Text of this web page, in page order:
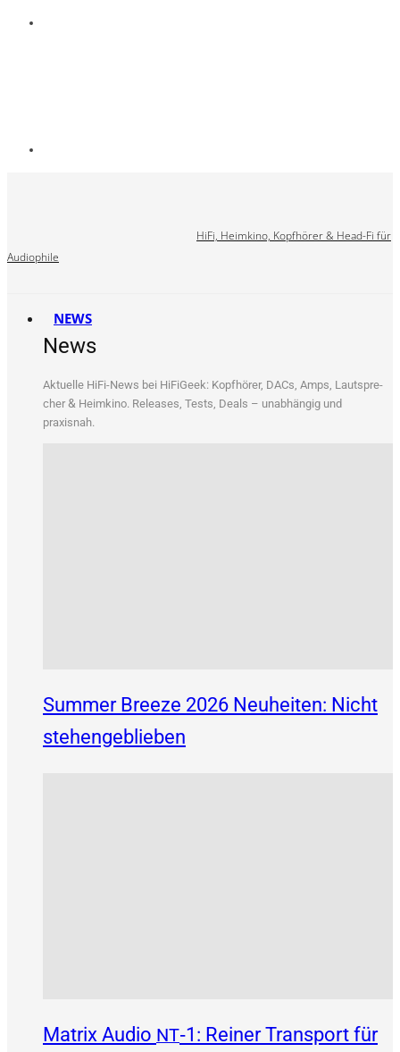
HiFi, Heimkino, Kopfhörer & Head-Fi für
Audiophile
NEWS
News
Aktu­el­le HiFi-News bei HiFi­Ge­ek: Kopf­hö­rer, DACs, Amps, Laut­spre­
cher & Heim­ki­no. Releases, Tests, Deals – unab­hän­gig und
praxisnah.
Summer Breeze 2026 Neuheiten: Nicht
stehengeblieben
Matrix Audio NT‑1: Reiner Transport für